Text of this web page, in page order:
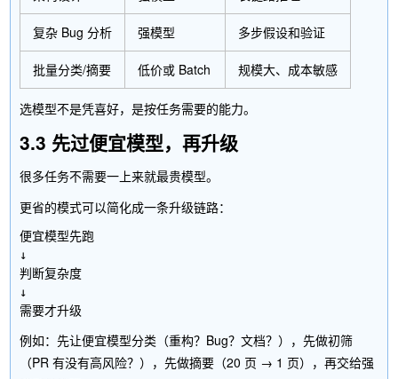
复杂 Bug 分析 强模型 多步假设和验证
批量分类/摘要 低价或 Batch 规模大、成本敏感
选模型不是凭喜好，是按任务需要的能力。
3.3 先过便宜模型，再升级
很多任务不需要一上来就最贵模型。
更省的模式可以简化成一条升级链路：
便宜模型先跑
↓
判断复杂度
↓
例如：先让便宜模型分类（重构？Bug？文档？），先做初筛
（PR 有没有高风险？），先做摘要（20 页 → 1 页），再交给强